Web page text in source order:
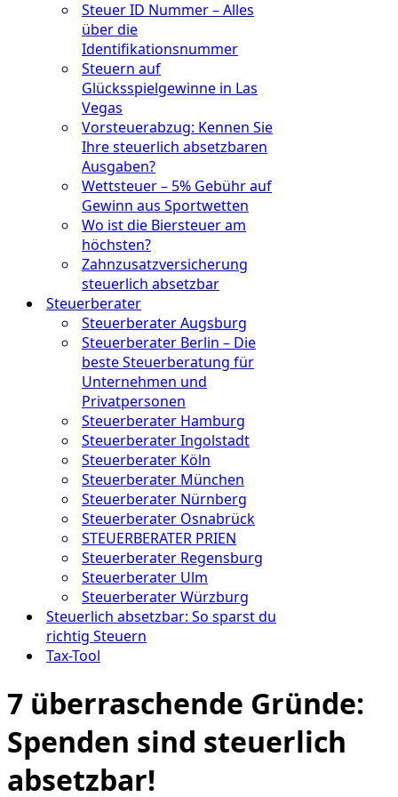
Steuer ID Nummer – Alles
über die
Identifikationsnummer
Steuern auf
Glücksspielgewinne in Las
Vegas
Vorsteuerabzug: Kennen Sie
Ihre steuerlich absetzbaren
Ausgaben?
Wettsteuer – 5% Gebühr auf
Gewinn aus Sportwetten
Wo ist die Biersteuer am
höchsten?
Zahnzusatzversicherung
steuerlich absetzbar
Steuerberater
Steuerberater Augsburg
Steuerberater Berlin – Die
beste Steuerberatung für
Unternehmen und
Privatpersonen
Steuerberater Hamburg
Steuerberater Ingolstadt
Steuerberater Köln
Steuerberater München
Steuerberater Nürnberg
Steuerberater Osnabrück
STEUERBERATER PRIEN
Steuerberater Regensburg
Steuerberater Ulm
Steuerberater Würzburg
Steuerlich absetzbar: So sparst du
richtig Steuern
Tax-Tool
7 überraschende Gründe:
Spenden sind steuerlich
absetzbar!